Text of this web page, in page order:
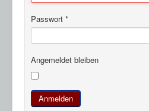
SN Blog
HP Ahnentafeln
Sheltie Archiv
Passwort *
Angemeldet bleiben
Anmelden